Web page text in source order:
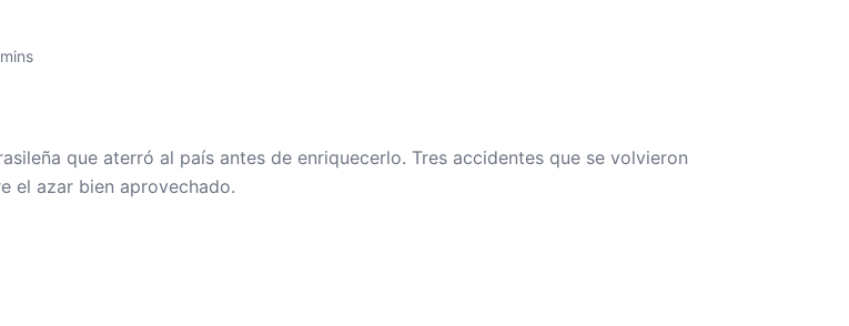
mins
que aterró al país antes de enriquecerlo. Tres accidentes que se volvieron
el azar bien aprovechado.